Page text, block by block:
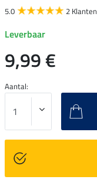
5.0 2
Leverbaar
9,99 €
Aantal: